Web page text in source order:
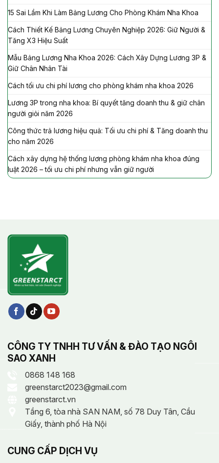
15 Sai Lầm Khi Làm Bảng Lương Cho Phòng Khám Nha Khoa
Cách Thiết Kế Bảng Lương Chuyên Nghiệp 2026: Giữ Người &
Tăng X3 Hiệu Suất
Mẫu Bảng Lương Nha Khoa 2026: Cách Xây Dựng Lương 3P &
Giữ Chân Nhân Tài
Cách tối ưu chi phí lương cho phòng khám nha khoa 2026
Lương 3P trong nha khoa: Bí quyết tăng doanh thu & giữ chân
người giỏi năm 2026
Công thức trả lương hiệu quả: Tối ưu chi phí & Tăng doanh thu
cho năm 2026
Cách xây dựng hệ thống lương phòng khám nha khoa đúng
luật 2026 – tối ưu chi phí nhưng vẫn giữ người
CÔNG TY TNHH TƯ VẤN & ĐÀO TẠO NGÔI
SAO XANH
0868 148 168
greenstarct2023@gmail.com
greenstarct.vn
Tầng 6, tòa nhà SAN NAM, số 78 Duy Tân, Cầu
Giấy, thành phố Hà Nội
CUNG CẤP DỊCH VỤ